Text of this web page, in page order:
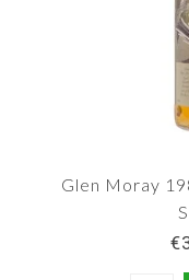
Glen Moray